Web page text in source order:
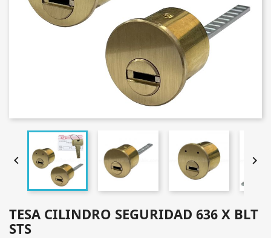
 
TESA CILINDRO SEGURIDAD 636 X BLT
STS